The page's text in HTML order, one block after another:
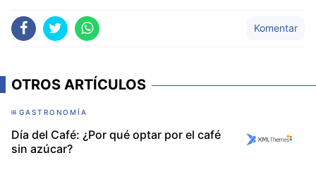
Komentar
OTROS ARTÍCULOS
GASTRONOMÍA
Día del Café: ¿Por qué optar por el café
sin azúcar?